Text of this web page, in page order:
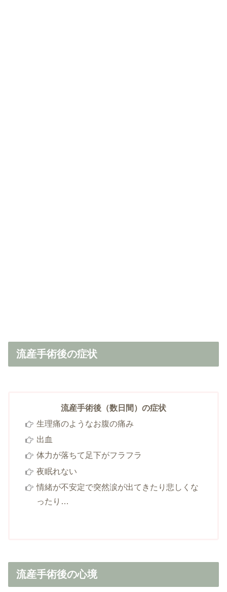
流産手術後の症状
流産手術後（数日間）の症状
生理痛のようなお腹の痛み
出血
体力が落ちて足下がフラフラ
夜眠れない
情緒が不安定で突然涙が出てきたり悲しくな
ったり…
流産手術後の心境